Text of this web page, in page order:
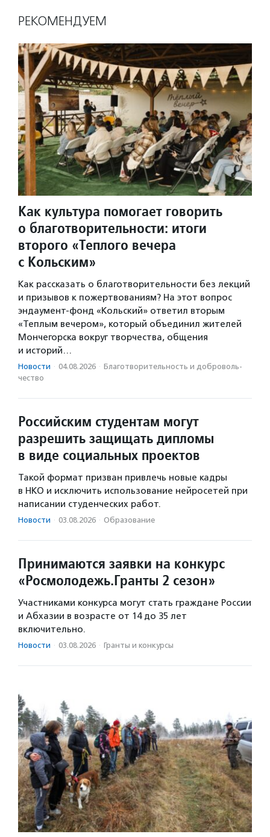
РЕКОМЕНДУЕМ
Как культура помогает говорить
о благотворительности: итоги
второго «Теплого вечера
с Кольским»
Как рассказать о благотворительности без лекций
и призывов к пожертвованиям? На этот вопрос
эндаумент-фонд «Кольский» ответил вторым
«Теплым вечером», который объединил жителей
Мончегорска вокруг творчества, общения
и историй…
Новости · 04.08.2026 · Благотвори­тель­ность и доброволь­
чест­во
Российским студентам могут
разрешить защищать дипломы
в виде социальных проектов
Такой формат призван привлечь новые кадры
в НКО и исключить использование нейросетей при
написании студенческих работ.
Новости · 03.08.2026 · Образование
Принимаются заявки на конкурс
«Росмолодежь.Гранты 2 сезон»
Участниками конкурса могут стать граждане России
и Абхазии в возрасте от 14 до 35 лет
включительно.
Новости · 03.08.2026 · Гранты и конкурсы